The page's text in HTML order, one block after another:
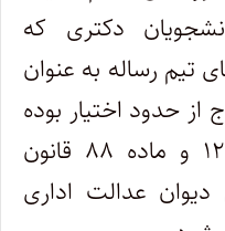
دکتری که
تیم رساله به عنوان
حدود اختیار بوده
و مستند به بند ۱ ماده ۱۲ و ماده ۸۸ قانون
عدالت اداری